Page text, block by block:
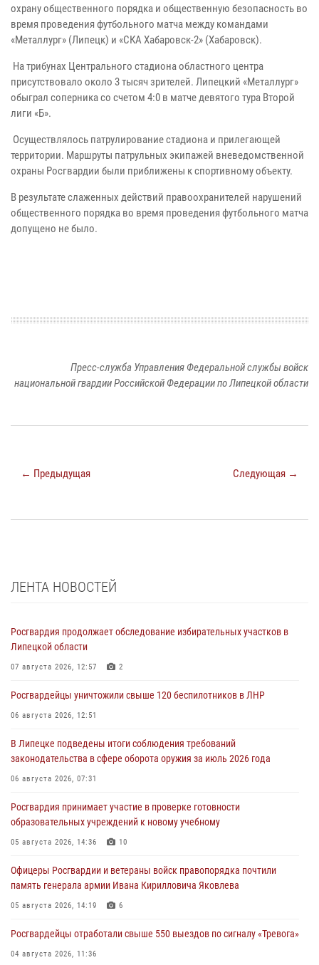
охрану общественного порядка и общественную безопасность во
время проведения футбольного матча между командами
«Металлург» (Липецк) и «СКА Хабаровск-2» (Хабаровск).
На трибунах Центрального стадиона областного центра
присутствовало около 3 тысяч зрителей. Липецкий «Металлург»
обыграл соперника со счетом 4:0 в матче девятого тура Второй
лиги «Б».
Осуществлялось патрулирование стадиона и прилегающей
территории. Маршруты патрульных экипажей вневедомственной
охраны Росгвардии были приближены к спортивному объекту.
В результате слаженных действий правоохранителей нарушений
общественного порядка во время проведения футбольного матча
допущено не было.
Пресс-служба Управления Федеральной службы войск
национальной гвардии Российской Федерации по Липецкой области
← Предыдущая Следующая →
ЛЕНТА НОВОСТЕЙ
Росгвардия продолжает обследование избирательных участков в
Липецкой области
07 августа 2026, 12:57 2
Росгвардейцы уничтожили свыше 120 беспилотников в ЛНР
06 августа 2026, 12:51
В Липецке подведены итоги соблюдения требований
законодательства в сфере оборота оружия за июль 2026 года
06 августа 2026, 07:31
Росгвардия принимает участие в проверке готовности
образовательных учреждений к новому учебному
05 августа 2026, 14:36 10
Офицеры Росгвардии и ветераны войск правопорядка почтили
память генерала армии Ивана Кирилловича Яковлева
05 августа 2026, 14:19 6
Росгвардейцы отработали свыше 550 выездов по сигналу «Тревога»
04 августа 2026, 11:36